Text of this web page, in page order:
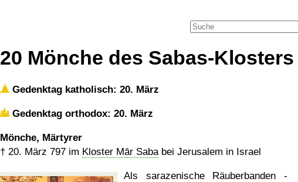
20 Mönche des Sabas-Klosters
Gedenktag katholisch: 20. März
Gedenktag orthodox: 20. März
Mönche, Märtyrer
† 20. März 797 im Kloster Mār Sababei Jerusalem in Israel
Als sarazenische Räuberbanden -